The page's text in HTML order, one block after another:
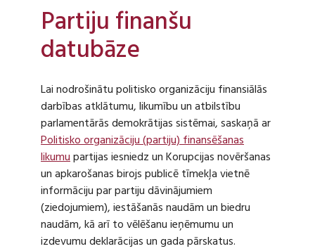
Partiju finanšu
datubāze
Lai nodrošinātu politisko organizāciju finansiālās
darbības atklātumu, likumību un atbilstību
parlamentārās demokrātijas sistēmai, saskaņā ar
Politisko organizāciju (partiju) finansēšanas
likumupartijas iesniedz un Korupcijas novēršanas
un apkarošanas birojs publicē tīmekļa vietnē
informāciju par partiju dāvinājumiem
(ziedojumiem), iestāšanās naudām un biedru
naudām, kā arī to vēlēšanu ieņēmumu un
izdevumu deklarācijas un gada pārskatus.